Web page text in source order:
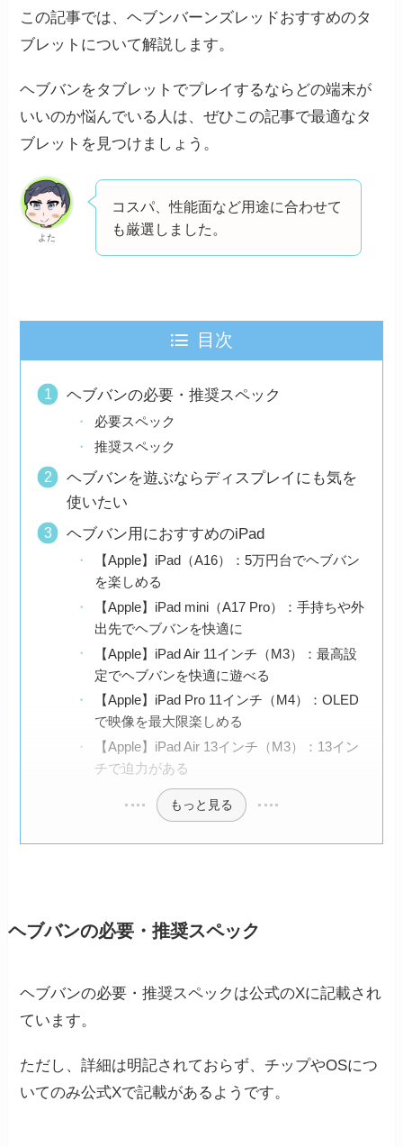
この記事では、ヘブンバーンズレッドおすすめのタ
ブレットについて解説します。
ヘブバンをタブレットでプレイするならどの端末が
いいのか悩んでいる人は、ぜひこの記事で最適なタ
ブレットを見つけましょう。
よた
コスパ、性能面など用途に合わせて
も厳選しました。
目次
ヘブバンの必要・推奨スペック
必要スペック
推奨スペック
ヘブバンを遊ぶならディスプレイにも気を
使いたい
ヘブバン用におすすめのiPad
【Apple】iPad（A16）：5万円台でヘブバン
を楽しめる
【Apple】iPad mini（A17 Pro）：手持ちや外
出先でヘブバンを快適に
【Apple】iPad Air 11インチ（M3）：最高設
定でヘブバンを快適に遊べる
【Apple】iPad Pro 11インチ（M4）：OLED
で映像を最大限楽しめる
【Apple】iPad Air 13インチ（M3）：13イン
チで迫力がある
もっと見る
ヘブバンの必要・推奨スペック
ヘブバンの必要・推奨スペックは公式のXに記載され
ています。
ただし、詳細は明記されておらず、チップやOSにつ
いてのみ公式Xで記載があるようです。